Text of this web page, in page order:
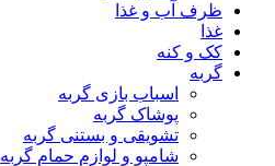
ظرف آب و غذا
غذا
کک و کنه
گربه
اسباب بازی گربه
پوشاک گربه
تشویقی و بستنی گربه
شامپو و لوازم حمام گربه